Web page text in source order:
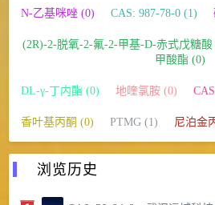
N-乙基咪唑 (0) CAS: 987-78-0 (1)
(2R)-2-脱氧-2-氟-2-甲基-D-赤式戊糖
甲酸酯 (0)
DL-γ-丁内酯 (0) 地喹氯胺 (0)
香叶基丙酮 (0) PTMG (1) 尼泊金
浏览历史